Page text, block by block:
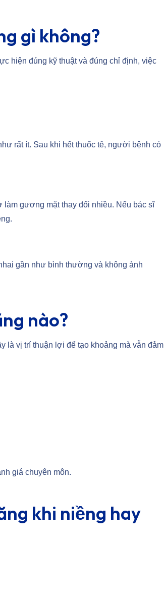
gì không?
hiện đúng kỹ thuật và đúng chỉ định, việc
rất ít. Sau khi hết thuốc tê, người bệnh có
gương mặt thay đổi nhiều. Nếu bác sĩ
gần như bình thường và không ảnh
nào?
là vị trí thuận lợi để tạo khoảng mà vẫn đảm
giá chuyên môn.
khi niềng hay